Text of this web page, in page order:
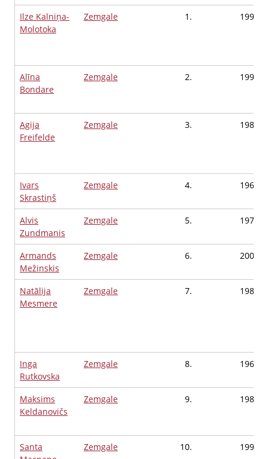
Ilze Kalniņa-
Molotoka
Zemgale 1. 1993
Alīna
Bondare
Zemgale 2. 1991
Agija
Freifelde
Zemgale 3. 1988
Ivars
Skrastiņš
Zemgale 4. 1966
Alvis
Zundmanis
Zemgale 5. 1978
Armands
Mežinskis
Zemgale 6. 2000
Natālija
Mesmere
Zemgale 7. 1983
Inga
Rutkovska
Zemgale 8. 1966
Maksims
Keldanovičs
Zemgale 9. 1986
Santa
Zemgale 10. 1993